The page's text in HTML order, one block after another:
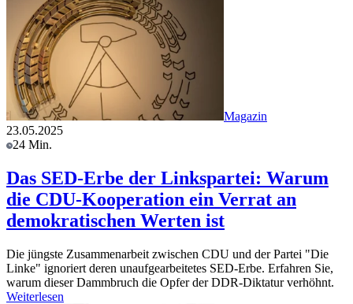
Magazin
23.05.2025
24 Min.
Das SED-Erbe der Linkspartei: Warum
die CDU-Kooperation ein Verrat an
demokratischen Werten ist
Die jüngste Zusammenarbeit zwischen CDU und der Partei "Die
Linke" ignoriert deren unaufgearbeitetes SED-Erbe. Erfahren Sie,
warum dieser Dammbruch die Opfer der DDR-Diktatur verhöhnt.
Weiterlesen